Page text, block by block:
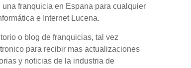
franquicia en Espana para cualquier
e Internet Lucena.
o blog de franquicias, tal vez
para recibir mas actualizaciones
y noticias de la industria de